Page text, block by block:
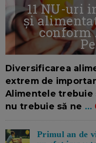
11 NU-uri
și
conform
Diversificarea
extrem de
Alimentele trebuie
nu trebuie să ne ...
Primul an de